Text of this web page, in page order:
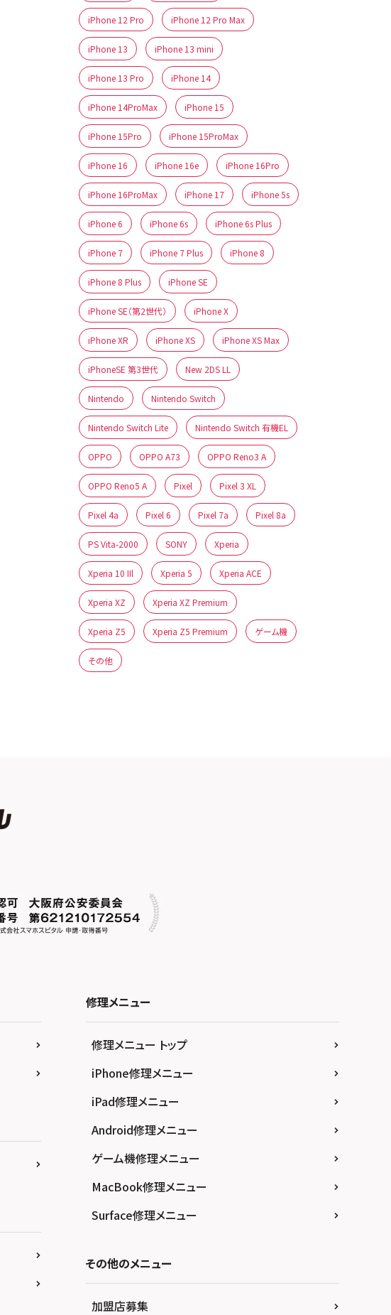
iPhone 12 Pro iPhone 12 Pro Max
iPhone 13 iPhone 13 mini
iPhone 13 Pro iPhone 14
iPhone 14ProMax iPhone 15
iPhone 15Pro iPhone 15ProMax
iPhone 16 iPhone 16e iPhone 16Pro
iPhone 16ProMax iPhone 17 iPhone 5s
iPhone 6 iPhone 6s iPhone 6s Plus
iPhone 7 iPhone 7 Plus iPhone 8
iPhone 8 Plus iPhone SE
iPhone SE（第2世代） iPhone X
iPhone XR iPhone XS iPhone XS Max
iPhoneSE 第3世代 New 2DS LL
Nintendo Nintendo Switch
Nintendo Switch Lite Nintendo Switch 有機EL
OPPO OPPO A73 OPPO Reno3 A
OPPO Reno5 A Pixel Pixel 3 XL
Pixel 4a Pixel 6 Pixel 7a Pixel 8a
PS Vita-2000 SONY Xperia
Xperia 10 IIl Xperia 5 Xperia ACE
Xperia XZ Xperia XZ Premium
Xperia Z5 Xperia Z5 Premium ゲーム機
その他
修理メニュー
修理メニュー トップ
iPhone修理メニュー
iPad修理メニュー
Android修理メニュー
ゲーム機修理メニュー
MacBook修理メニュー
Surface修理メニュー
その他のメニュー
加盟店募集